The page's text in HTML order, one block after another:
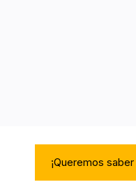
¡Queremos